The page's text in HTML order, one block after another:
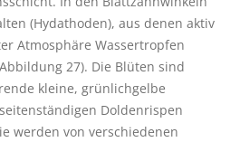
(Hydathoden), aus denen aktiv
Atmosphäre Wassertropfen
27). Die Blüten sind
kleine, grünlichgelbe
Doldenrispen
werden von verschiedenen